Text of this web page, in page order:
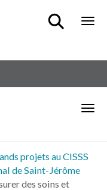
projets au CISSS
de Saint-Jérôme
des soins et